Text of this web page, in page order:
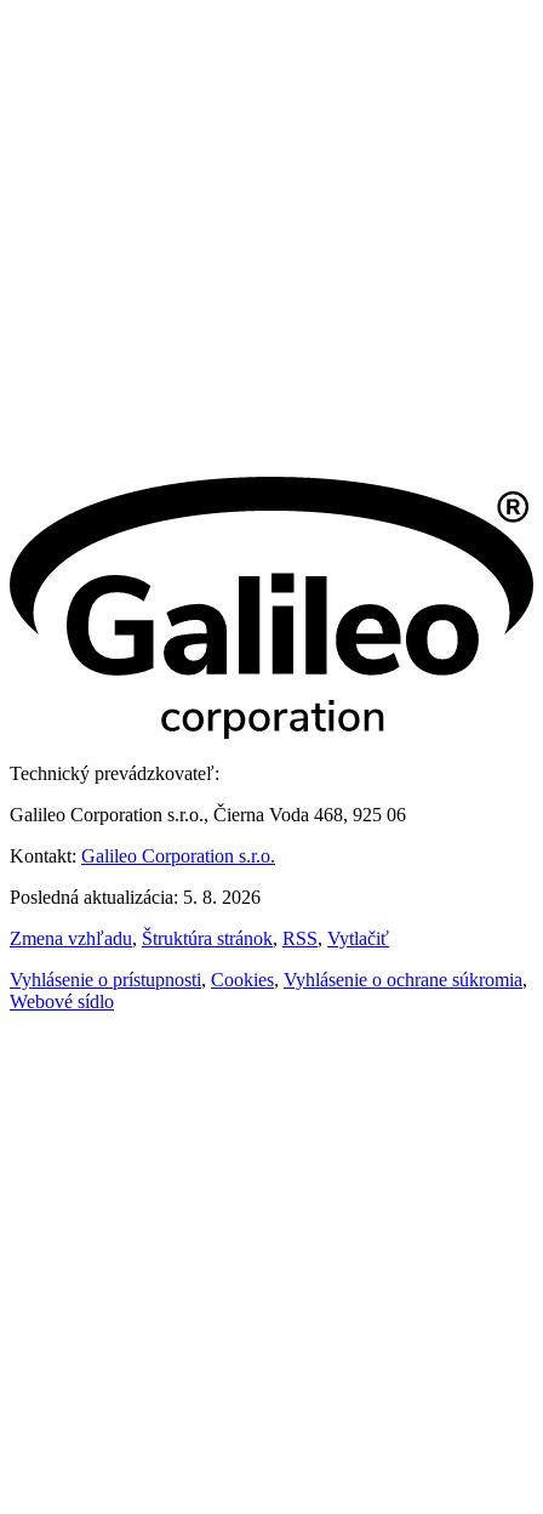
Technický prevádzkovateľ:
Galileo Corporation s.r.o., Čierna Voda 468, 925 06
Kontakt: Galileo Corporation s.r.o.
Posledná aktualizácia: 5. 8. 2026
Zmena vzhľadu, Štruktúra stránok, RSS, Vytlačiť
Vyhlásenie o prístupnosti, Cookies, Vyhlásenie o ochrane súkromia,
Webové sídlo